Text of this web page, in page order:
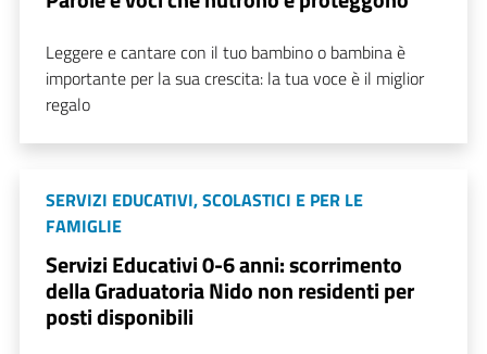
Leggere e cantare con il tuo bambino o bambina è
importante per la sua crescita: la tua voce è il miglior
regalo
SERVIZI EDUCATIVI, SCOLASTICI E PER LE
FAMIGLIE
Servizi Educativi 0-6 anni: scorrimento
della Graduatoria Nido non residenti per
posti disponibili